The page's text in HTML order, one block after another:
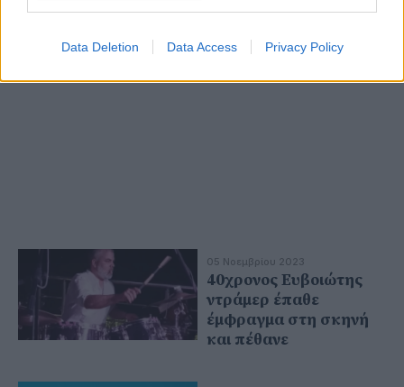
Data Deletion Data Access Privacy Policy
05 Νοεμβρίου 2023
40χρονος Ευβοιώτης
ντράμερ έπαθε
έμφραγμα στη σκηνή
και πέθανε